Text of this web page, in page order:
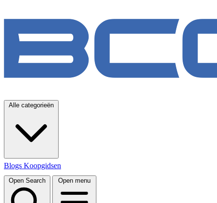
Alle categorieën
Blogs Koopgidsen
Open Search Open menu